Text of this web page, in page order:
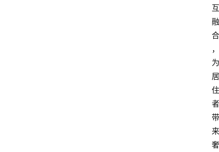
互
融
合
，
为
居
住
者
带
来
奢